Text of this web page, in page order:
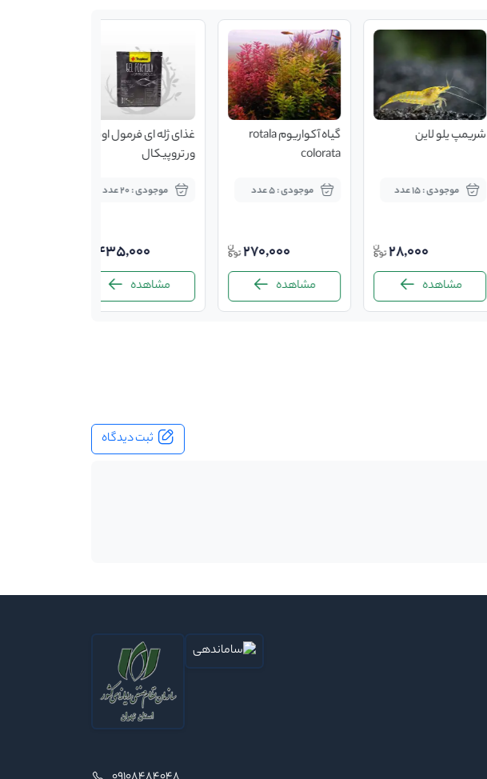
شریمپ یلو لاین
موجودی : 15 عدد
28,000
مشاهده
گیاه آکواریوم rotala
colorata
موجودی : 5 عدد
270,000
مشاهده
غذای ژله ای فرمول اومنی
ور تروپیکال
موجودی : 20 عدد
435,000
مشاهده
ثبت دیدگاه